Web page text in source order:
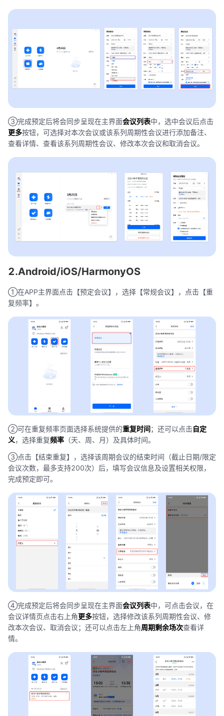
③完成预定后将会同步呈现在主界面会议列表中，选中会议后点击
更多按钮，可选择对本次会议或该系列周期性会议进行添加备注、
查看详情、查看该系列周期性会议、修改本次会议和取消会议。
2.Android/iOS/HarmonyOS
①在APP主界面点击【预定会议】，选择【常规会议】，点击【重
复频率】。
②可在重复频率页面选择系统提供的重复时间；还可以点击自定
义，选择重复频率 （天、周、月）及具体时间。
③点击【结束重复】，选择该周期会议的结束时间（截止日期/限定
会议次数，最多支持200次）后，填写会议信息及设置相关权限，
完成预定即可。
④完成预定后将会同步呈现在主界面会议列表中，可点击会议，在
会议详情页点击右上角更多按钮，选择修改该系列周期性会议、修
改本次会议、取消会议；还可以点击左上角周期剩余场次查看详
情。